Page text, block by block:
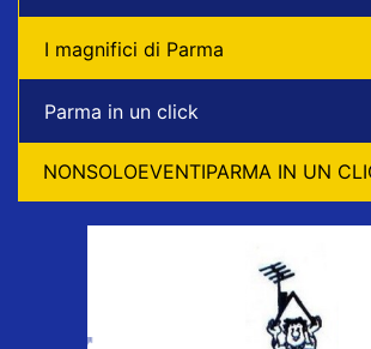
I magnifici di Parma
Parma in un click
NONSOLOEVENTIPARMA IN UN